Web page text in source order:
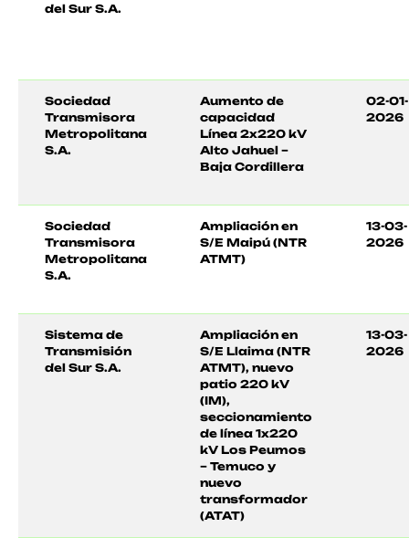
del Sur S.A.
Sociedad
Transmisora
Metropolitana
S.A.
Aumento de
capacidad
Línea 2x220 kV
Alto Jahuel –
Baja Cordillera
02-01-
2026
Sociedad
Transmisora
Metropolitana
S.A.
Ampliación en
S/E Maipú (NTR
ATMT)
13-03-
2026
Sistema de
Transmisión
del Sur S.A.
Ampliación en
S/E Llaima (NTR
ATMT), nuevo
patio 220 kV
(IM),
seccionamiento
de línea 1x220
kV Los Peumos
– Temuco y
nuevo
transformador
(ATAT)
13-03-
2026